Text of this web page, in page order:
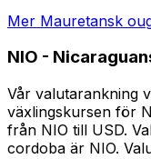
Mer Mauretansk
NIO -
Vår valutarankning
växlingskursen för
från NIO till USD.
cordoba är NIO.